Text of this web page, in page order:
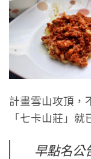
計畫雪山攻頂，
「七卡山莊」就
早點名公